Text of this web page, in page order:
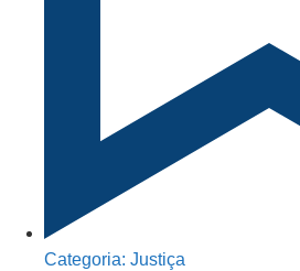
Categoria: Justiça